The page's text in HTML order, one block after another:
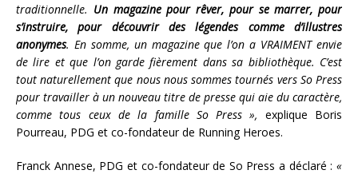
traditionnelle. Un magazine pour rêver, pour se marrer, pour
s’instruire, pour découvrir des légendes comme d’illustres
anonymes. En somme, un magazine que l’on a VRAIMENT envie
de lire et que l’on garde fièrement dans sa bibliothèque. C’est
tout naturellement que nous nous sommes tournés vers So Press
pour travailler à un nouveau titre de presse qui aie du caractère,
comme tous ceux de la famille So Press », explique Boris
Pourreau, PDG et co-fondateur de Running Heroes.
Franck Annese, PDG et co-fondateur de So Press a déclaré : «